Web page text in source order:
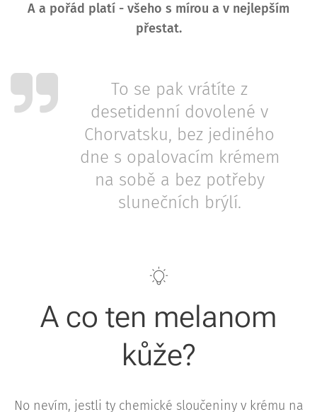
A a pořád platí - všeho s mírou a v nejlepším
přestat.
To se pak vrátíte z
desetidenní dovolené v
Chorvatsku, bez jediného
dne s opalovacím krémem
na sobě a bez potřeby
slunečních brýlí.
A co ten melanom
kůže️?
No nevím, jestli ty chemické sloučeniny v krému na